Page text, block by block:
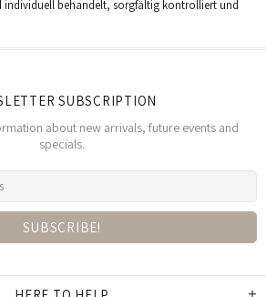
individuell behandelt, sorgfältig kontrolliert und
SUBSCRIPTION
about new arrivals, future events and
specials.